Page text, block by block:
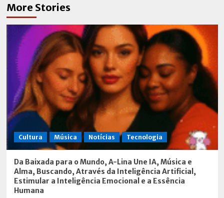
More Stories
Cultura Música Notícias Tecnologia
Da Baixada para o Mundo, A-Lina Une IA, Música e
Alma, Buscando, Através da Inteligência Artificial,
Estimular a Inteligência Emocional e a Essência
Humana